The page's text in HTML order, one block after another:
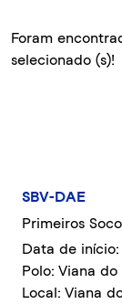
Foram
selecionado (s)!
SBV-DAE
Primeiros
Data de
Polo: Viana
Local: Viana